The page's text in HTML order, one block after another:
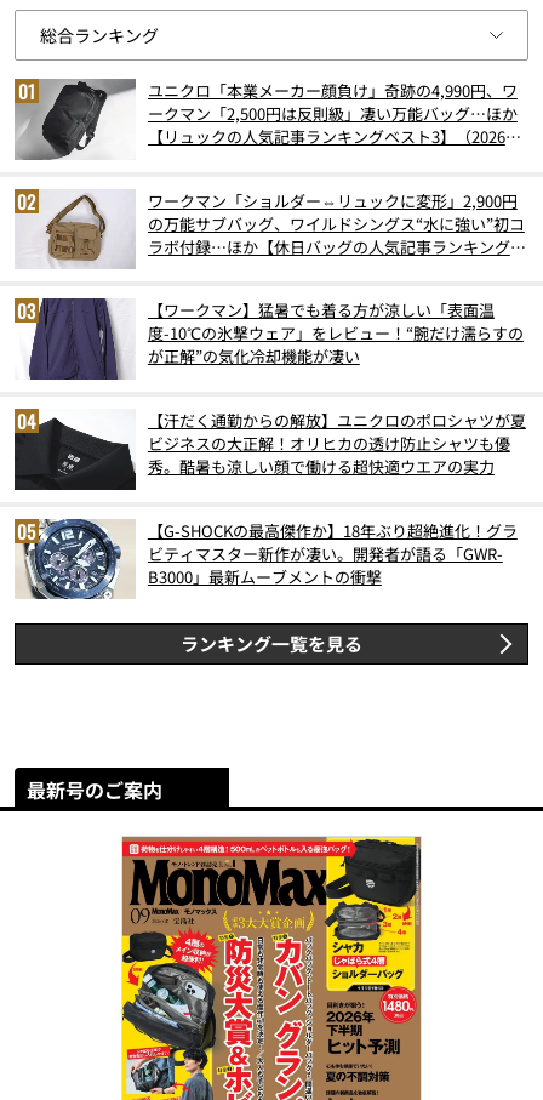
ユニクロ「本業メーカー顔負け」奇跡の4,990円、ワ
ークマン「2,500円は反則級」凄い万能バッグ…ほか
【リュックの人気記事ランキングベスト3】（2026年
ワークマン「ショルダー⇔リュックに変形」2,900円
の万能サブバッグ、ワイルドシングス“水に強い”初コ
ラボ付録…ほか【休日バッグの人気記事ランキングベ
【ワークマン】猛暑でも着る方が涼しい「表面温
度-10℃の氷撃ウェア」をレビュー！“腕だけ濡らすの
が正解”の気化冷却機能が凄い
【汗だく通勤からの解放】ユニクロのポロシャツが夏
ビジネスの大正解！オリヒカの透け防止シャツも優
秀。酷暑も涼しい顔で働ける超快適ウエアの実力
【G-SHOCKの最高傑作か】18年ぶり超絶進化！グラ
ビティマスター新作が凄い。開発者が語る「GWR-
B3000」最新ムーブメントの衝撃
ランキング一覧を見る
最新号のご案内